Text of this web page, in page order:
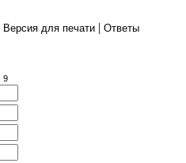
Версия для печати| Ответы
9